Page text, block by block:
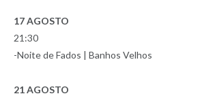
17 AGOSTO
21:30
-Noite de Fados | Banhos Velhos
21 AGOSTO